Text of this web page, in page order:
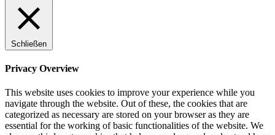
Schließen
Privacy Overview
This website uses cookies to improve your experience while you
navigate through the website. Out of these, the cookies that are
categorized as necessary are stored on your browser as they are
essential for the working of basic functionalities of the website. We